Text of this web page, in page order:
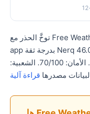
توخَّ الحذر مع Free Weather Pro. Free Weather Pro هو iOS
app بدرجة ثقة Nerq 46.0/100 (D), بناءً على 3 أبعاد بيانات
مستقلة. أقل من العتبة الموصى بها 70. الأمان: 70/100. الشعبية:
قراءة آلية